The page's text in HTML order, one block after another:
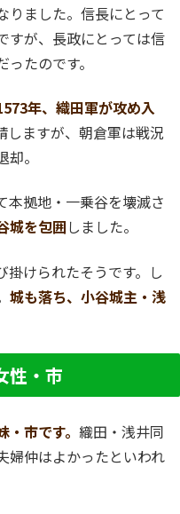
りました。信長にとって
すが、長政にとっては信
たのです。
年、織田軍が攻め入
しますが、朝倉軍は戦況
。
本拠地・一乗谷を壊滅さ
城を包囲しました。
掛けられたそうです。し
城も落ち、小谷城主・浅
性・市
市です。 織田・浅井同
婦仲はよかったといわれ